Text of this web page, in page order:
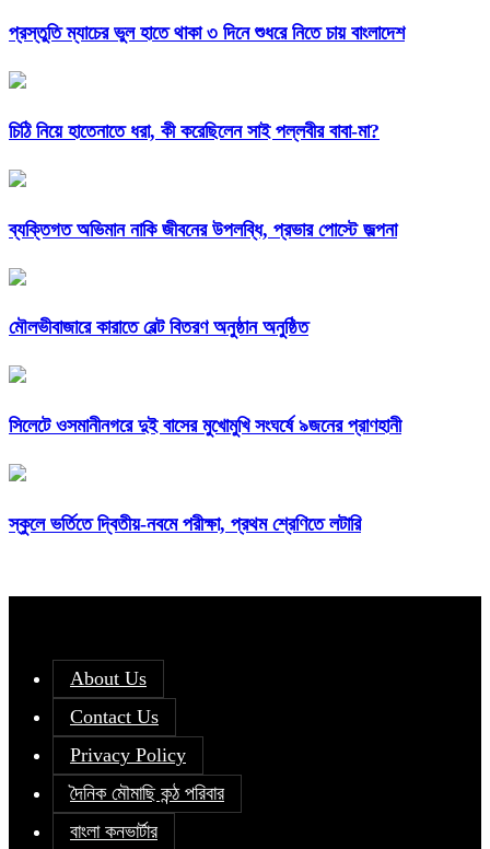
প্রস্তুতি ম্যাচের ভুল হাতে থাকা ৩ দিনে শুধরে নিতে চায় বাংলাদেশ
চিঠি নিয়ে হাতেনাতে ধরা, কী করেছিলেন সাই পল্লবীর বাবা-মা?
ব্যক্তিগত অভিমান নাকি জীবনের উপলব্ধি, প্রভার পোস্টে জল্পনা
মৌলভীবাজারে কারাতে বেল্ট বিতরণ অনুষ্ঠান অনুষ্ঠিত
সিলেটে ওসমানীনগরে দুই বাসের মুখোমুখি সংঘর্ষে ৯জনের প্রাণহানী
স্কুলে ভর্তিতে দ্বিতীয়-নবমে পরীক্ষা, প্রথম শ্রেণিতে লটারি
About Us
Contact Us
Privacy Policy
দৈনিক মৌমাছি কন্ঠ পরিবার
বাংলা কনভার্টার